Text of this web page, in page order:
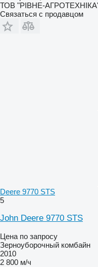
ТОВ "РІВНЕ-
Связаться с продавцом
Deere 9770 STS
5
John Deere 9770 STS
Цена по запросу
Зерноуборочный комбайн
2010
2 800 м/ч